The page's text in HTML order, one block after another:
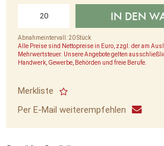
Abnahmeintervall: 20 Stück
Alle Preise sind Nettopreise in Euro, zzgl. der am
Mehrwertsteuer. Unsere Angebote gelten
Handwerk, Gewerbe, Behörden und freie Berufe.
IN DEN
Merkliste
Per E-Mail weiterempfehlen